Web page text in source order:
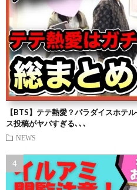
【BTS】テテ熱愛？パラダイスホテ
ス投稿がヤバすぎる､､､
NEWS